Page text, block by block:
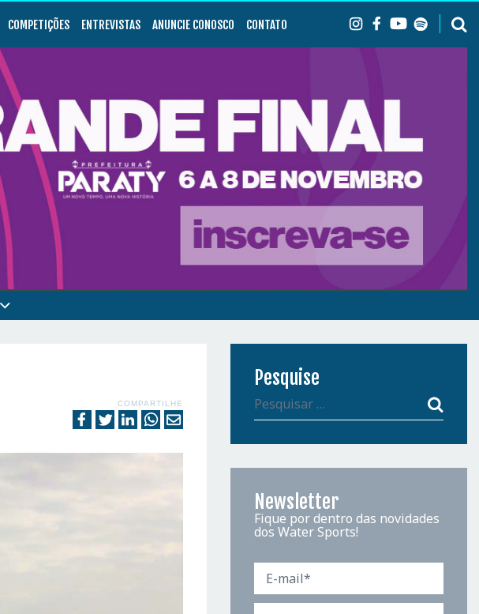
COMPETIÇÕES ENTREVISTAS ANUNCIE CONOSCO CONTATO
COMPARTILHE
Pesquise
Newsletter
Fique por dentro das novidades
dos Water Sports!